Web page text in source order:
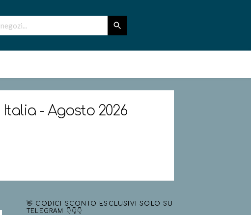
Italia - Agosto 2026
👋 CODICI SCONTO ESCLUSIVI SOLO SU
TELEGRAM 👇👇👇